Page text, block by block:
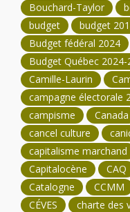
Bouchard-Taylor
budget
budget
Budget fédéral 2024
Budget Québec 2024-
Camille-Laurin
campagne électorale
campisme
Canada
cancel culture
capitalisme marchand
Capitalocène
CAQ
Catalogne
CCMM
CÉVES
charte des